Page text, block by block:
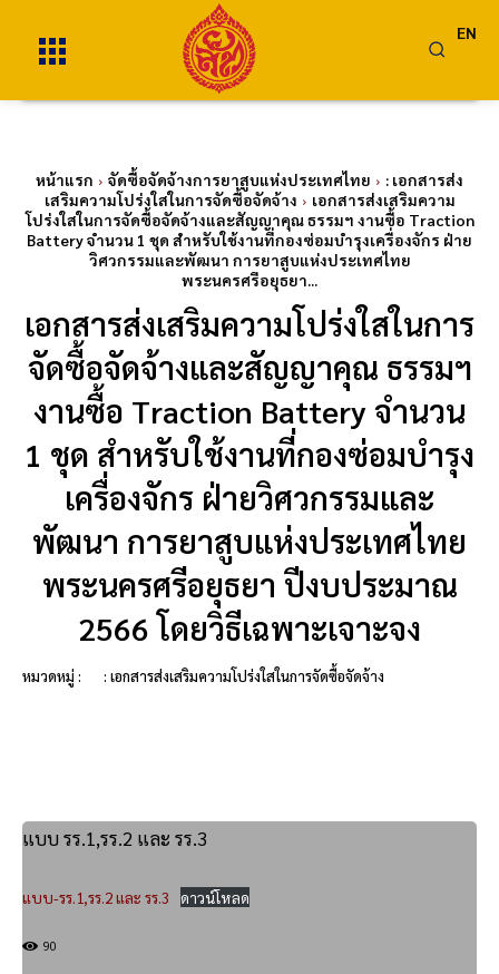
EN
หน้าแรก จัดซื้อจัดจ้างการยาสูบแห่งประเทศไทย
: เอกสารส่ง
เสริมความโปร่งใสในการจัดซื้อจัดจ้าง
เอกสารส่งเสริมความ
โปร่งใสในการจัดซื้อจัดจ้างและสัญญาคุณ ธรรมฯ งานซื้อ Traction
Battery จำนวน 1 ชุด สำหรับใช้งานที่กองซ่อมบำรุงเครื่องจักร ฝ่าย
วิศวกรรมและพัฒนา การยาสูบแห่งประเทศไทย
พระนครศรีอยุธยา...
เอกสารส่งเสริมความโปร่งใสในการ
จัดซื้อจัดจ้างและสัญญาคุณ ธรรมฯ
งานซื้อ Traction Battery จำนวน
1 ชุด สำหรับใช้งานที่กองซ่อมบำรุง
เครื่องจักร ฝ่ายวิศวกรรมและ
พัฒนา การยาสูบแห่งประเทศไทย
พระนครศรีอยุธยา ปีงบประมาณ
2566 โดยวิธีเฉพาะเจาะจง
หมวดหมู่ : : เอกสารส่งเสริมความโปร่งใสในการจัดซื้อจัดจ้าง
แบบ รร.1,รร.2 และ รร.3
แบบ-รร.1,รร.2 และ รร.3 ดาวน์โหลด
90